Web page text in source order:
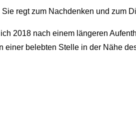
regt zum Nachdenken und zum
2018 nach einem längeren
einer belebten Stelle in der Nähe